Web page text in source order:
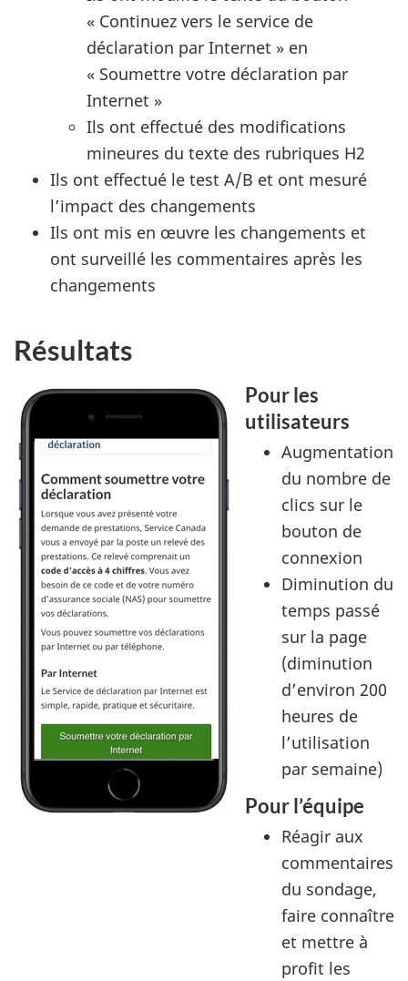
« Continuez vers le service de
déclaration par Internet » en
« Soumettre votre déclaration par
Internet »
Ils ont effectué des modifications
mineures du texte des rubriques H2
Ils ont effectué le test A/B et ont mesuré
l’impact des changements
Ils ont mis en œuvre les changements et
ont surveillé les commentaires après les
changements
Résultats
Pour les
utilisateurs
Augmentation
du nombre de
clics sur le
bouton de
connexion
Diminution du
temps passé
sur la page
(diminution
d’environ 200
heures de
l’utilisation
par semaine)
Pour l’équipe
Réagir aux
commentaires
du sondage,
faire connaître
et mettre à
profit les